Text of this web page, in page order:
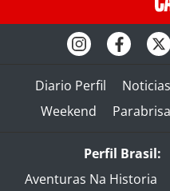
Diario Perfil Noticias
Weekend
Perfil Brasil:
Aventuras Na Historia